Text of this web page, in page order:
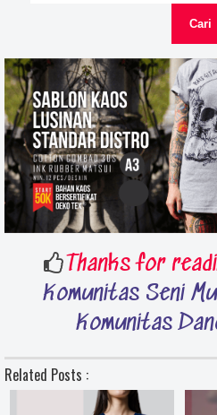
Thanks for
Komunitas Seni
Komunitas
Related Posts :